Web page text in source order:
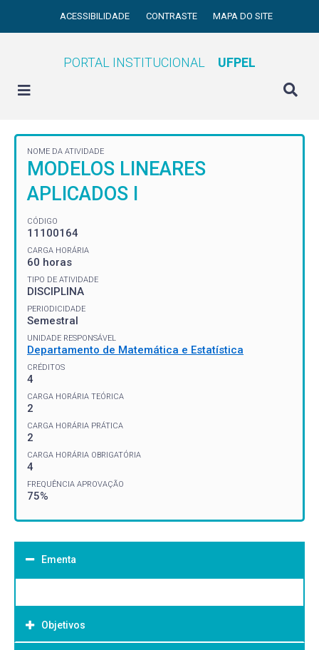
ACESSIBILIDADE CONTRASTE MAPA DO SITE
PORTAL INSTITUCIONAL UFPEL
NOME DA ATIVIDADE
MODELOS LINEARES
APLICADOS I
CÓDIGO
11100164
CARGA HORÁRIA
60 horas
TIPO DE ATIVIDADE
DISCIPLINA
PERIODICIDADE
Semestral
UNIDADE RESPONSÁVEL
Departamento de Matemática e Estatística
CRÉDITOS
4
CARGA HORÁRIA TEÓRICA
2
CARGA HORÁRIA PRÁTICA
2
CARGA HORÁRIA OBRIGATÓRIA
4
FREQUÊNCIA APROVAÇÃO
75%
Ementa
Objetivos